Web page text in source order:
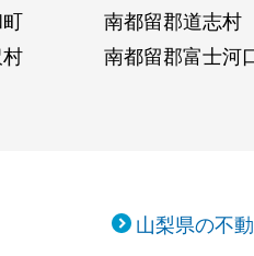
南都留郡道志村
南都留郡富士河
山梨県の不